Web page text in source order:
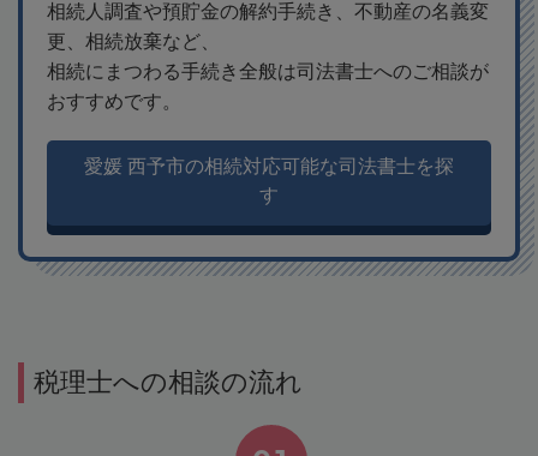
相続人調査や預貯金の解約手続き、不動産の名義変
更、相続放棄など、
相続にまつわる手続き全般は司法書士へのご相談が
おすすめです。
愛媛 西予市の相続対応可能な司法書士を探
す
税理士への相談の流れ